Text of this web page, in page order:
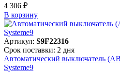
4 306 ₽
В корзинy
Артикул: S9F22316
Срок поставки: 2 дня
Автоматический выключатель
Systeme9